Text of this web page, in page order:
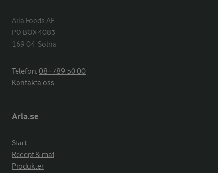
Arla Foods AB
PO BOX 4083
169 04  Solna
Telefon:08−789 50 00
Kontakta oss
Arla.se
Start
Recept & mat
Produkter